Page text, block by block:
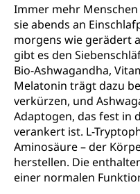
Immer mehr
sie abends an
morgens wie gerädert
gibt es den
Bio-Ashwagandha,
Melatonin trägt dazu
verkürzen, und
Adaptogen, das fest in
verankert ist. L-
Aminosäure – der
herstellen. Die
einer normalen